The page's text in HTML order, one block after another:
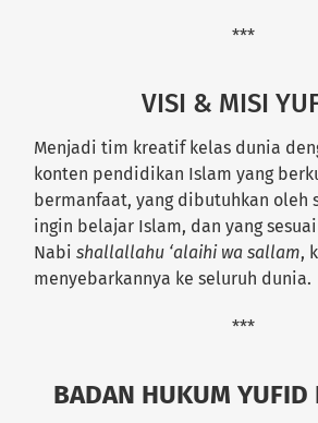
***
VISI & MISI
Menjadi tim kreatif kelas dunia
konten pendidikan Islam yang
bermanfaat, yang dibutuhkan oleh
ingin belajar Islam, dan yang
Nabishallallahu ‘alaihi wa sallam,
menyebarkannya ke seluruh dunia.
***
BADAN HUKUM YUFID